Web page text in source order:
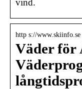
vind.
http s://www.skiinfo.se
Väder för